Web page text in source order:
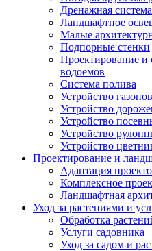
Дренажная система
Ландшафтное
Малые
Подпорные стенки
Проектирование и
водоемов
Система полива
Устройство газонов
Устройство
Устройство
Устройство
Устройство
Проектирование и
Адаптация
Комплексное
Ландшафтная
Уход за растениями и
Обработка
Услуги садовника
Уход за садом и